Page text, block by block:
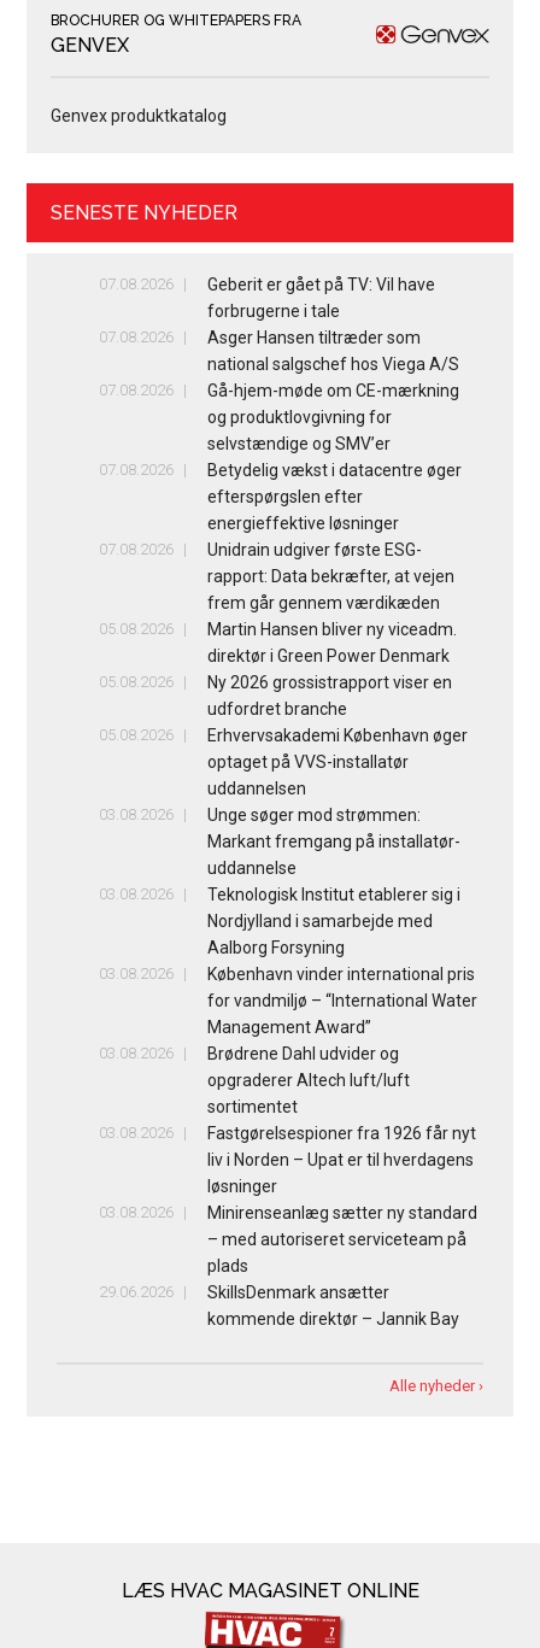
BROCHURER OG WHITEPAPERS FRA
GENVEX
Genvex produktkatalog
SENESTE NYHEDER
07.08.2026
Geberit er gået på TV: Vil have
forbrugerne i tale
07.08.2026
Asger Hansen tiltræder som
national salgschef hos Viega A/S
07.08.2026
Gå-hjem-møde om CE-mærkning
og produktlovgivning for
selvstændige og SMV’er
07.08.2026
Betydelig vækst i datacentre øger
efterspørgslen efter
energieffektive løsninger
07.08.2026
Unidrain udgiver første ESG-
rapport: Data bekræfter, at vejen
frem går gennem værdikæden
05.08.2026
Martin Hansen bliver ny viceadm.
direktør i Green Power Denmark
05.08.2026
Ny 2026 grossistrapport viser en
udfordret branche
05.08.2026
Erhvervsakademi København øger
optaget på VVS-installatør
uddannelsen
03.08.2026
Unge søger mod strømmen:
Markant fremgang på installatør-
uddannelse
03.08.2026
Teknologisk Institut etablerer sig i
Nordjylland i samarbejde med
Aalborg Forsyning
03.08.2026
København vinder international pris
for vandmiljø – “International Water
Management Award”
03.08.2026
Brødrene Dahl udvider og
opgraderer Altech luft/luft
sortimentet
03.08.2026
Fastgørelsespioner fra 1926 får nyt
liv i Norden – Upat er til hverdagens
løsninger
03.08.2026
Minirenseanlæg sætter ny standard
– med autoriseret serviceteam på
plads
29.06.2026
SkillsDenmark ansætter
kommende direktør – Jannik Bay
Alle nyheder ›
LÆS HVAC MAGASINET ONLINE